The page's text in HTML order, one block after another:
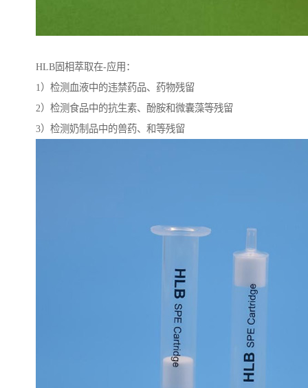
HLB固相萃取在-应用：
1）检测血液中的违禁药品、药物残留
2）检测食品中的抗生素、酚胺和微囊藻等残留
3）检测奶制品中的兽药、和等残留